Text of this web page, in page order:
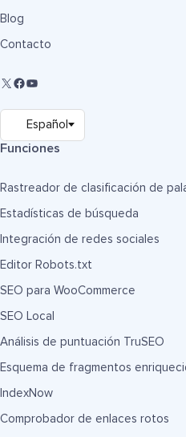
Blog
Contacto
Funciones
Rastreador de clasificación de
Estadísticas de búsqueda
Integración de redes sociales
Editor Robots.txt
SEO para WooCommerce
SEO Local
Análisis de puntuación TruSEO
Esquema de fragmentos
IndexNow
Comprobador de enlaces rotos